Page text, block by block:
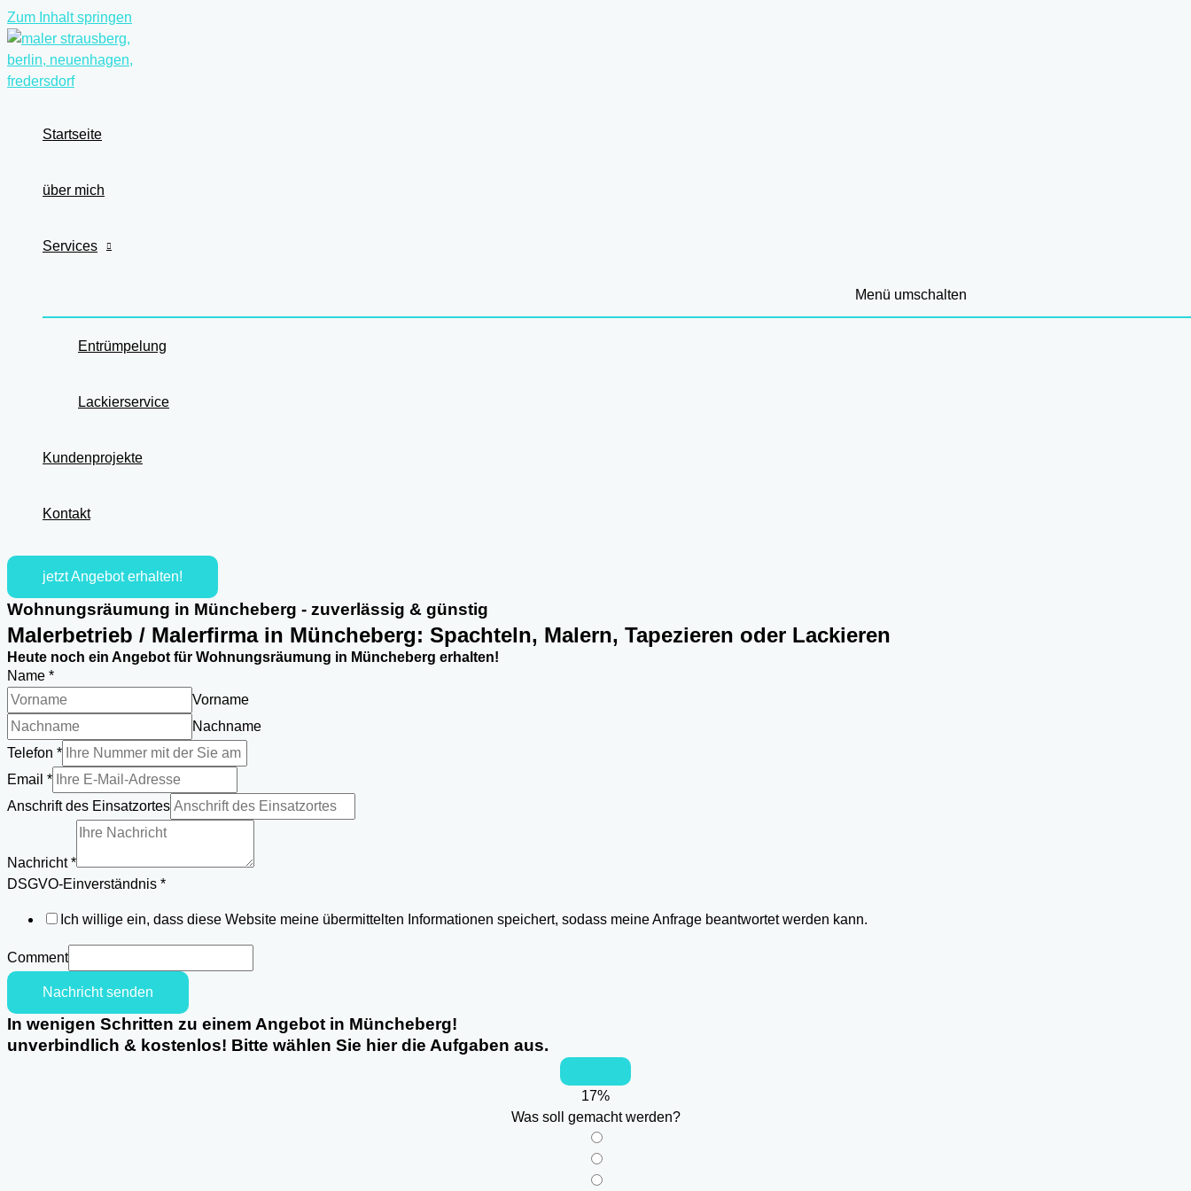
Zum Inhalt springen
Startseite
über mich
Services
Menü umschalten
Entrümpelung
Lackierservice
Kundenprojekte
Kontakt
jetzt Angebot erhalten!
Wohnungsräumung in Müncheberg - zuverlässig & günstig
Malerbetrieb / Malerfirma in Müncheberg: Spachteln, Malern, Tapezieren oder Lackieren
Heute noch ein Angebot für Wohnungsräumung in Müncheberg erhalten!
Name *
Vorname
Nachname
Telefon *
des
Anschrift
Email *
Anschrift des Einsatzortes
Nachricht*
DSGVO-Einverständnis *
Ich willige ein, dass diese Website meine übermittelten Informationen speichert, sodass meine Anfrage beantwortet werden kann.
Comment
Nachricht senden
In wenigen Schritten zu einem Angebot in Müncheberg!
unverbindlich & kostenlos! Bitte wählen Sie hier die Aufgaben aus.
17%
Was soll gemacht werden?